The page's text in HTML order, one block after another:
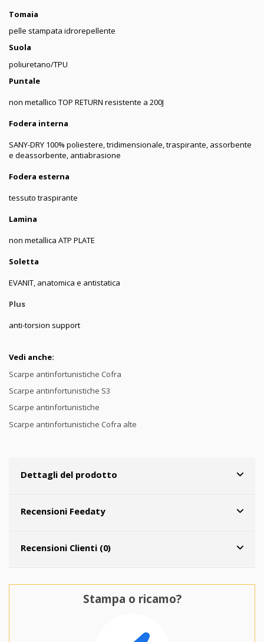
Tomaia
pelle stampata idrorepellente
Suola
poliuretano/TPU
Puntale
non metallico TOP RETURN resistente a 200J
Fodera interna
SANY-DRY 100% poliestere, tridimensionale, traspirante, assorbente
e deassorbente, antiabrasione
Fodera esterna
tessuto traspirante
Lamina
non metallica ATP PLATE
Soletta
EVANIT, anatomica e antistatica
Plus
anti-torsion support
Vedi anche:
Scarpe antinfortunistiche Cofra
Scarpe antinfortunistiche S3
Scarpe antinfortunistiche
Scarpe antinfortunistiche Cofra alte
Dettagli del prodotto
Recensioni Feedaty
Recensioni Clienti (0)
Stampa o ricamo?